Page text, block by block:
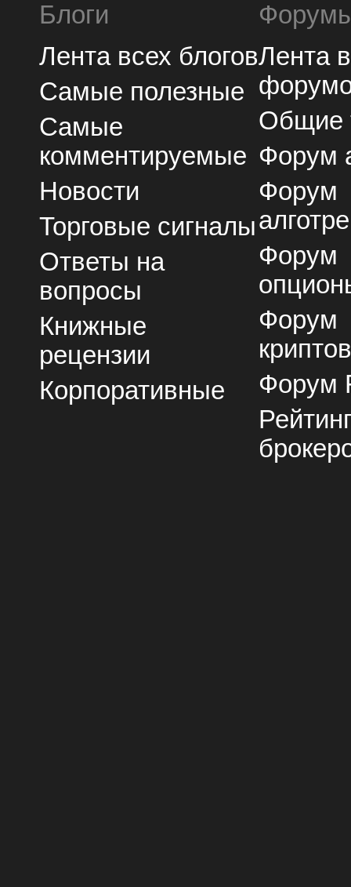
Блоги
Лента всех блогов
Самые полезные
Самые
комментируемые
Новости
Торговые сигналы
Ответы на
вопросы
Книжные
рецензии
Корпоративные
Лента
Общие
Форум
Форум
Форум
Форум
Форум